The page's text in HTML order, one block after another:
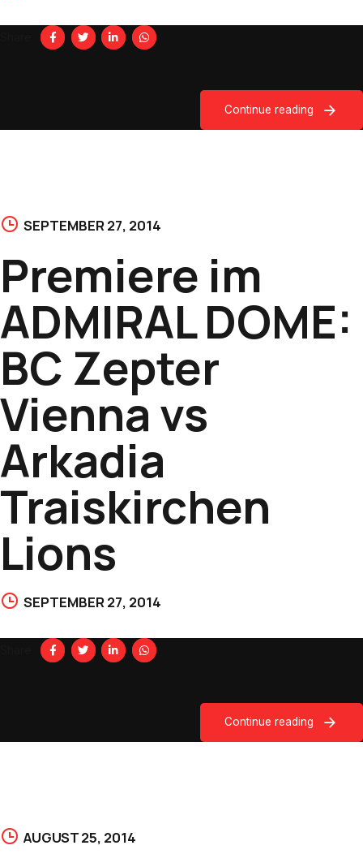
Continue reading
SEPTEMBER 27, 2014
Premiere im
ADMIRAL DOME:
BC Zepter
Vienna vs
Arkadia
Traiskirchen
Lions
SEPTEMBER 27, 2014
Continue reading
AUGUST 25, 2014